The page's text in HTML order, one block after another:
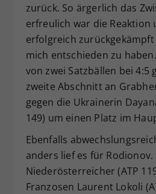
zurück. So ärgerlich das
erfreulich war die Reaktion
erfolgreich
mich entschieden zu
von zwei Satzbällen bei 4:5
zweite Abschnitt an
gegen die Ukrainerin
149) um einen Platz im
Ebenfalls
anders lief es für
Niederösterreicher (ATP
Franzosen Laurent Lokoli